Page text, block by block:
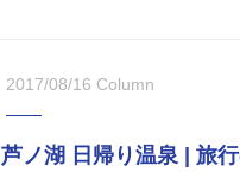
2017/08/16 Column
芦ノ湖 日帰り温泉 | 旅